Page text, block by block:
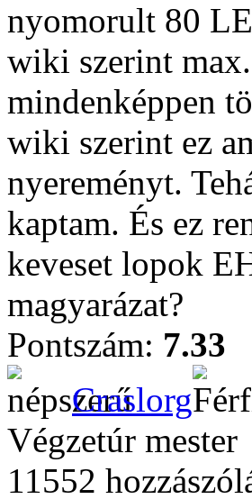
nyomorult 80
wiki szerint
mindenképpen
wiki szerint ez
nyereményt.
kaptam. És ez
keveset lopok
magyarázat?
Pontszám: 7.33
Craslorg
Végzetúr mester
11552